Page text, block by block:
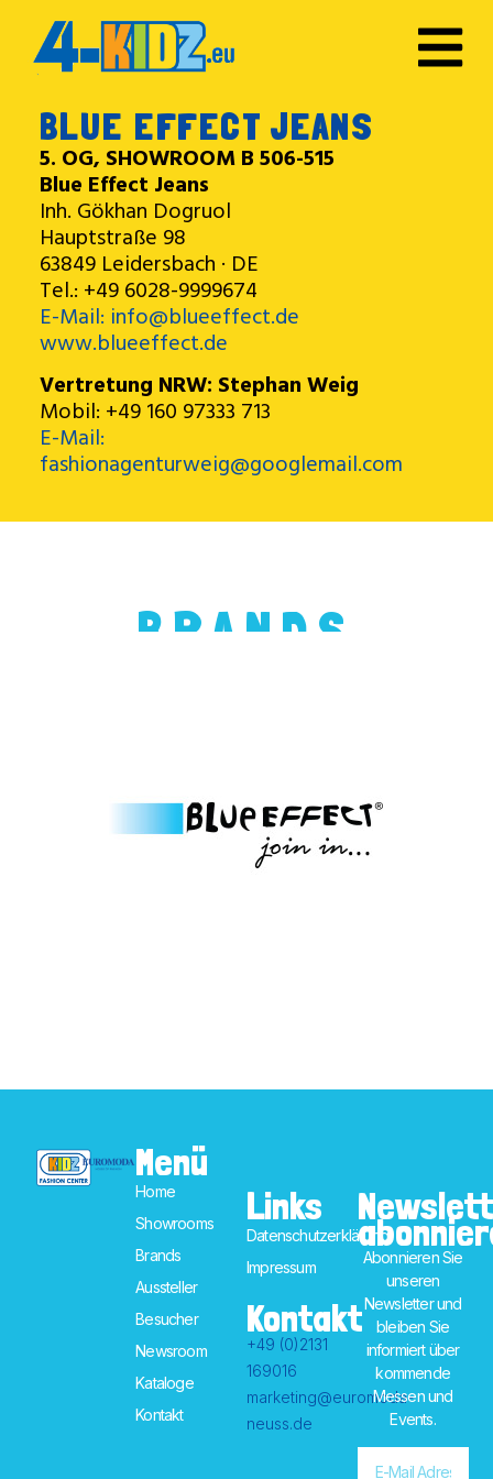
BLUE EFFECT JEANS
5. OG, SHOWROOM B 506-515
Blue Effect Jeans
Inh. Gökhan Dogruol
Hauptstraße 98
63849 Leidersbach · DE
Tel.: +49 6028-9999674
E-Mail: info@blueeffect.de
www.blueeffect.de
Vertretung NRW: Stephan Weig
Mobil: +49 160 97333 713
E-Mail:
fashionagenturweig@googlemail.com
BRANDS
Menü
Home
Showrooms
Brands
Aussteller
Besucher
Newsroom
Kataloge
Kontakt
Links
Datenschutzerklärung
Impressum
Kontakt
+49 (0)2131
169016
marketing@euromoda-
neuss.de
Abonnieren Sie
unseren
Newsletter und
bleiben Sie
informiert über
kommende
Messen und
Events.